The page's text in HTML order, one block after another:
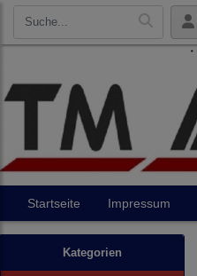
Startseite Impressum
Kategorien